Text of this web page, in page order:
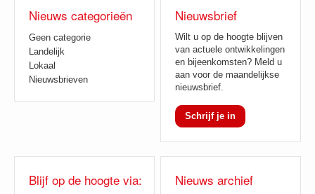
Nieuws categorieën
Geen categorie
Landelijk
Lokaal
Nieuwsbrieven
Nieuwsbrief
Wilt u op de hoogte blijven
van actuele ontwikkelingen
en bijeenkomsten? Meld u
aan voor de maandelijkse
nieuwsbrief.
Schrijf je in
Blijf op de hoogte via: Nieuws archief